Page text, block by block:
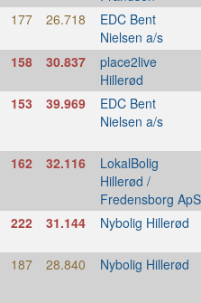
177 26.718 EDC Bent
Nielsen a/s
158 30.837 place2live
Hillerød
153 39.969 EDC Bent
Nielsen a/s
162 32.116 LokalBolig
Hillerød /
Fredensborg ApS
222 31.144 Nybolig Hillerød
187 28.840 Nybolig Hillerød